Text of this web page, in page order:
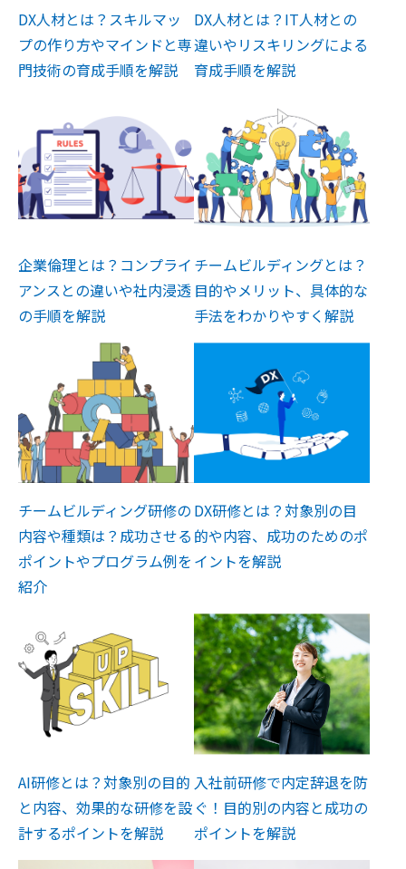
DX人材とは？スキルマッ
プの作り方やマインドと専
門技術の育成手順を解説
DX人材とは？IT人材との
違いやリスキリングによる
育成手順を解説
企業倫理とは？コンプライ
アンスとの違いや社内浸透
の手順を解説
チームビルディングとは？
目的やメリット、具体的な
手法をわかりやすく解説
チームビルディング研修の
内容や種類は？成功させる
ポイントやプログラム例を
紹介
DX研修とは？対象別の目
的や内容、成功のためのポ
イントを解説
AI研修とは？対象別の目的
と内容、効果的な研修を設
計するポイントを解説
入社前研修で内定辞退を防
ぐ！目的別の内容と成功の
ポイントを解説